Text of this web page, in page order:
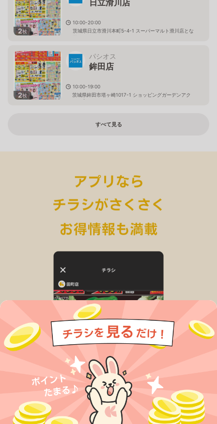
2枚
日立滑川店
10:00-20:00
茨城県日立市滑川本町5-4-1 スーパーマルト滑川店とな
2枚
パシオス
鉾田店
10:00-19:00
茨城県鉾田市塔ヶ崎1017-1 ショッピングガーデンアク
ロス内
すべて見る